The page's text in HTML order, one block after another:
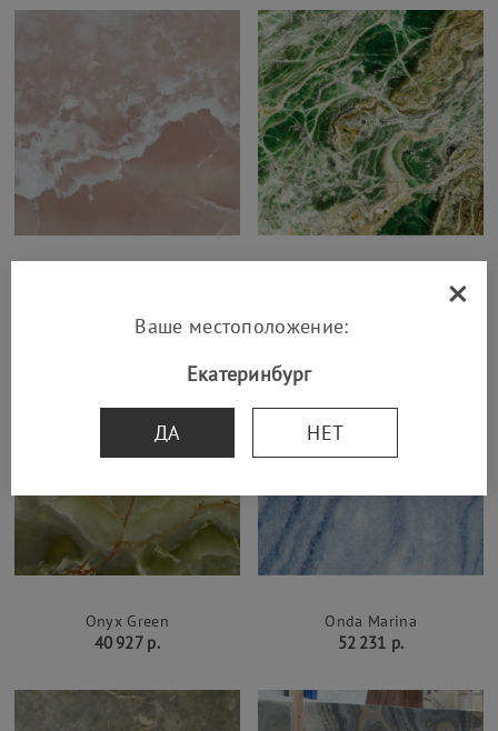
Onyx Green
40 927 р.
Onda Marina
52 231 р.
×
Ваше местоположение:
Екатеринбург
ДА НЕТ